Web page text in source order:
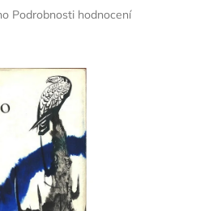
Podrobnosti hodnocení